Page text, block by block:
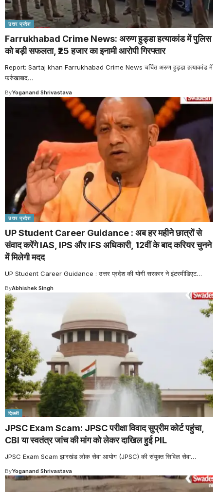
उत्तर प्रदेश
Farrukhabad Crime News: अरुण हुड्डा हत्याकांड में पुलिस
को बड़ी सफलता, ₹25 हजार का इनामी आरोपी गिरफ्तार
Report: Sartaj khan Farrukhabad Crime News चर्चित अरुण हुड्डा हत्याकांड में
फर्रुखाबाद…
ByYoganand Shrivastava
उत्तर प्रदेश
UP Student Career Guidance : अब हर महीने छात्रों से
संवाद करेंगे IAS, IPS और IFS अधिकारी, 12वीं के बाद करियर चुनने
में मिलेगी मदद
UP Student Career Guidance : उत्तर प्रदेश की योगी सरकार ने इंटरमीडिएट…
ByAbhishek Singh
दिल्ली
JPSC Exam Scam: JPSC परीक्षा विवाद सुप्रीम कोर्ट पहुंचा,
CBI या स्वतंत्र जांच की मांग को लेकर दाखिल हुई PIL
JPSC Exam Scam झारखंड लोक सेवा आयोग (JPSC) की संयुक्त सिविल सेवा…
ByYoganand Shrivastava